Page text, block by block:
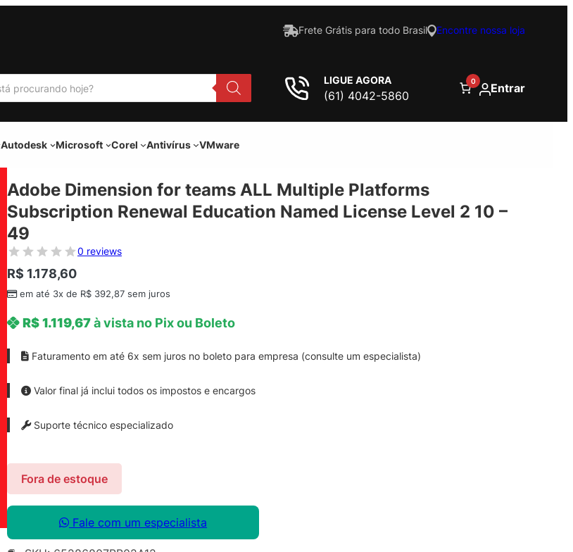
Frete Grátis para todo Brasil Encontre nossa loja
LIGUE AGORA
(61) 4042-5860
0 Entrar
Autodesk Microsoft Corel Antivírus VMware
Adobe Dimension for teams ALL Multiple Platforms
Subscription Renewal Education Named License Level 2 10 –
49
0 reviews
R$ 1.178,60
em até 3x de R$ 392,87 sem juros
R$1.119,67à vista no Pix ou Boleto
Faturamento em até 6x sem juros no boleto para empresa (consulte um especialista)
Valor final já inclui todos os impostos e encargos
Suporte técnico especializado
Fora de estoque
Fale com um especialista